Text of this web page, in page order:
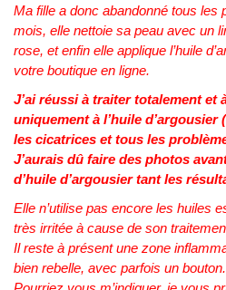
Ma fille a donc abandonné tous les
mois, elle nettoie sa peau avec un
rose, et enfin elle applique l’huile
votre boutique en ligne.
J’ai réussi à traiter totalement et
uniquement à l’huile d’argousier
les cicatrices et tous les
J’aurais dû faire des photos
d’huile d’argousier tant les
Elle n’utilise pas encore les huiles
très irritée à cause de son
Il reste à présent une zone
bien rebelle, avec parfois un bouton.